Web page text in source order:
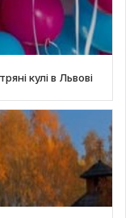
кулі в Львові